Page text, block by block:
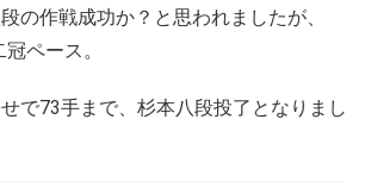
の作戦成功か？と思われましたが、
ペース。
で73手まで、杉本八段投了となりまし